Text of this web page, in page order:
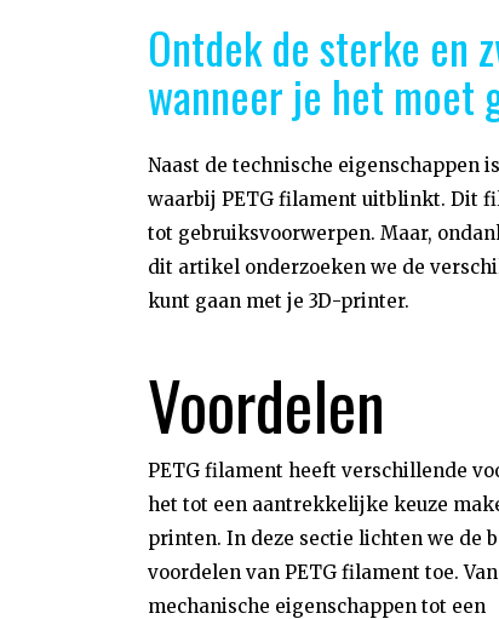
Ontdek de sterke en
wanneer je het moet
Naast de technische eigenschappen
waarbij PETG filament uitblinkt. Dit
tot gebruiksvoorwerpen. Maar,
dit artikel onderzoeken we de
kunt gaan met je 3D-printer.
Voordelen
PETG filament heeft verschillende
het tot een aantrekkelijke keuze
printen. In deze sectie lichten we de
voordelen van PETG filament toe.
mechanische eigenschappen tot een